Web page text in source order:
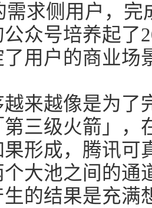
需求侧用户，
众号培养起了
用户的商业场
来越像是为了
三级火箭」，
形成，腾讯可
大池之间的通
的结果是充满